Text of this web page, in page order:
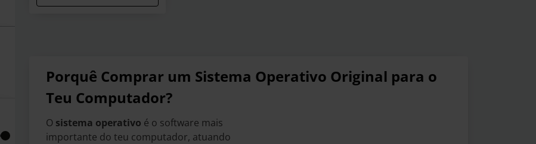
Porquê Comprar um Sistema Operativo Original para o
Teu Computador?
O sistema operativo é o software mais
importante do teu computador, atuando